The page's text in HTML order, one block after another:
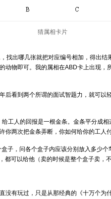
猜属相卡片
找出哪几张就把对应编号相加，得出结
动物即可。我的属相在ABD卡上出现，
后看到两个所谓的面试智题力，就可以
工人的回报是一根金条。金条平分成
你两次把金条弄断，你如何给你的工人
子，问各个盒子内应该分别放入多少个
都可以给他（卖的时候是整个盒子卖，
没有玩过，只是从那经典的《十万个为